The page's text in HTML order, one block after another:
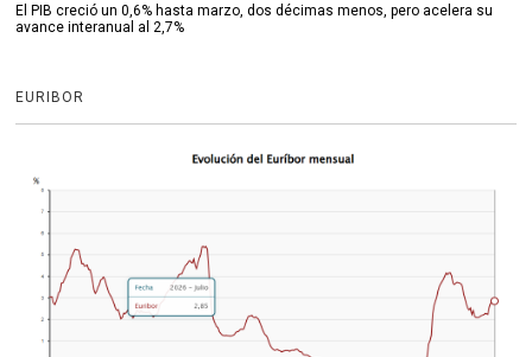
El PIB creció un 0,6% hasta marzo, dos décimas menos, pero acelera su
avance interanual al 2,7%
EURIBOR